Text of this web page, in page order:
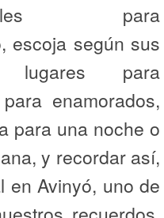
para
escoja según sus
lugares para
enamorados,
para una noche o
y recordar así,
en Avinyó, uno de